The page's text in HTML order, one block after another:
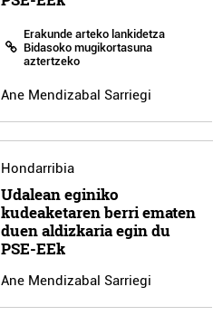
Erakunde arteko lankidetza
Bidasoko mugikortasuna
aztertzeko
Ane Mendizabal Sarriegi
Hondarribia
Udalean eginiko
kudeaketaren berri ematen
duen aldizkaria egin du
PSE-EEk
Ane Mendizabal Sarriegi